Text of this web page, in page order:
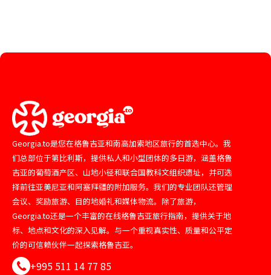
Georgia.to是您在格鲁吉亚和南高加索地区旅行的首选中心。我
们总部位于第比利斯，提供私人和小型团体的多日游，涵盖格鲁
吉亚的葡萄酒产区、山地小径和联合国教科文组织遗址，并可选
择前往亚美尼亚和阿塞拜疆的附加服务。我们的专业团队还管理
会议、奖励旅游、目的地婚礼和媒体物流。除了旅游，
Georgia.to还是一个丰富的在线格鲁吉亚旅行指南，提供关于地
标、地点和文化的深入见解。与一个重视真实性、质量和公平定
价的可信赖伙伴一起探索格鲁吉亚。
+995 511 14 77 85